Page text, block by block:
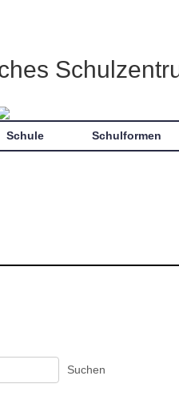
Schule Schulformen
Suchen